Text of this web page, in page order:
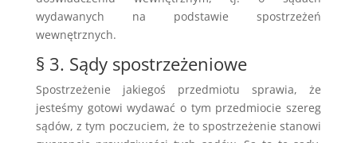
wydawanych na podstawie spostrzeżeń
wewnętrznych.
§ 3. Sądy spostrzeżeniowe
Spostrzeżenie jakiegoś przedmiotu sprawia, że
jesteśmy gotowi wydawać o tym przedmiocie szereg
sądów, z tym poczuciem, że to spostrzeżenie stanowi